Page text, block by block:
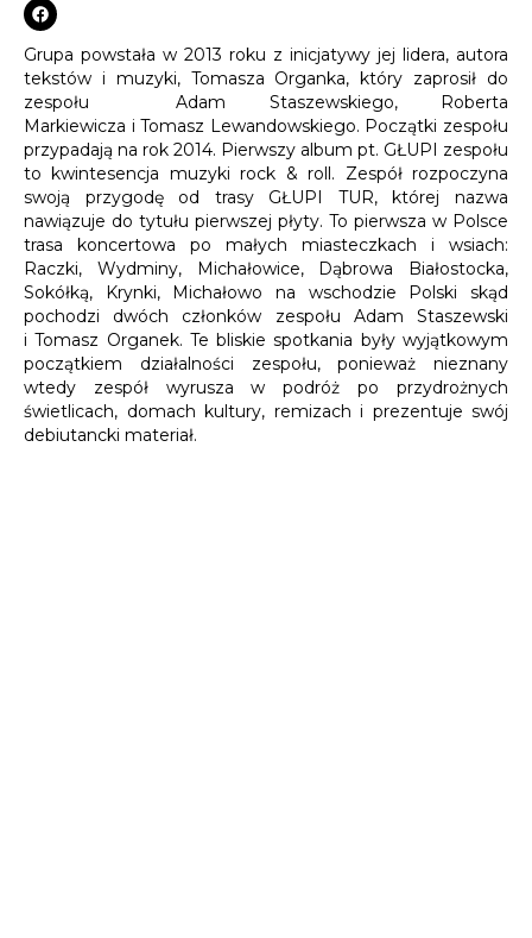
Grupa powstała w 2013 roku z inicjatywy jej lidera, autora
tekstów i muzyki, Tomasza Organka, który zaprosił do
zespołu Adam Staszewskiego, Roberta
Markiewicza i Tomasz Lewandowskiego. Początki zespołu
przypadają na rok 2014. Pierwszy album pt. GŁUPI zespołu
to kwintesencja muzyki rock & roll. Zespół rozpoczyna
swoją przygodę od trasy GŁUPI TUR, której nazwa
nawiązuje do tytułu pierwszej płyty. To pierwsza w Polsce
trasa koncertowa po małych miasteczkach i wsiach:
Raczki, Wydminy, Michałowice, Dąbrowa Białostocka,
Sokółką, Krynki, Michałowo na wschodzie Polski skąd
pochodzi dwóch członków zespołu Adam Staszewski
i Tomasz Organek. Te bliskie spotkania były wyjątkowym
początkiem działalności zespołu, ponieważ nieznany
wtedy zespół wyrusza w podróż po przydrożnych
świetlicach, domach kultury, remizach i prezentuje swój
debiutancki materiał.